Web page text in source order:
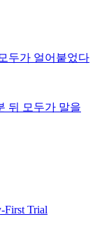
두가 얼어붙었다
뒤 모두가 말을
First Trial